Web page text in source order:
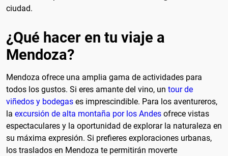
ciudad.
¿Qué hacer en tu viaje a
Mendoza?
Mendoza ofrece una amplia gama de actividades para
todos los gustos. Si eres amante del vino, un tour de
viñedos y bodegas es imprescindible. Para los aventureros,
la excursión de alta montaña por los Andes ofrece vistas
espectaculares y la oportunidad de explorar la naturaleza en
su máxima expresión. Si prefieres exploraciones urbanas,
los traslados en Mendoza te permitirán moverte